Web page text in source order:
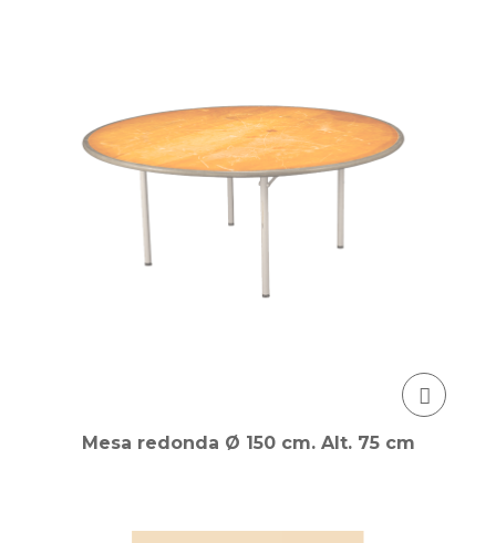
Mesa redonda Ø 150 cm. Alt. 75 cm